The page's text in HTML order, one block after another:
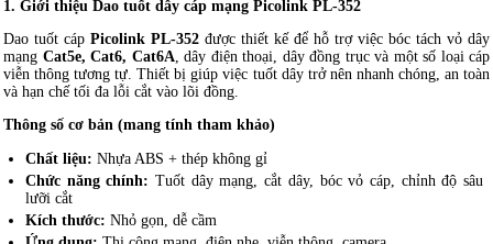
1. Giới thiệu Dao tuốt dây cáp mạng Picolink PL-352
Dao tuốt cáp Picolink PL-352 được thiết kế để hỗ trợ việc bóc tách vỏ dây
mạng Cat5e, Cat6, Cat6A, dây điện thoại, dây đồng trục và một số loại cáp
viễn thông tương tự. Thiết bị giúp việc tuốt dây trở nên nhanh chóng, an toàn
và hạn chế tối đa lỗi cắt vào lõi đồng.
Thông số cơ bản (mang tính tham khảo)
Chất liệu: Nhựa ABS + thép không gỉ
Chức năng chính: Tuốt dây mạng, cắt dây, bóc vỏ cáp, chỉnh độ sâu
lưỡi cắt
Kích thước: Nhỏ gọn, dễ cầm